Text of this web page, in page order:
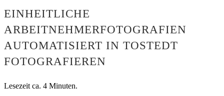
EINHEITLICHE
ARBEITNEHMERFOTOGRAFIEN
AUTOMATISIERT IN TOSTEDT
FOTOGRAFIEREN
Lesezeit ca. 4 Minuten.